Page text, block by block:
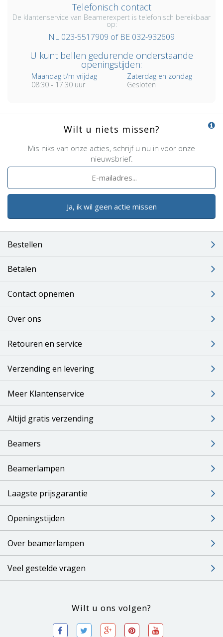
Telefonisch contact
De klantenservice van Beamerexpert is telefonisch bereikbaar
op:
NL 023-5517909 of BE 032-932609
U kunt bellen gedurende onderstaande
openingstijden:
Maandag t/m vrijdag
08:30 - 17.30 uur
Zaterdag en zondag
Gesloten
Wilt u niets missen?
Mis niks van onze acties, schrijf u nu in voor onze
nieuwsbrief.
Ja, ik wil geen actie missen
Bestellen
Betalen
Contact opnemen
Over ons
Retouren en service
Verzending en levering
Meer Klantenservice
Altijd gratis verzending
Beamers
Beamerlampen
Laagste prijsgarantie
Openingstijden
Over beamerlampen
Veel gestelde vragen
Wilt u ons volgen?